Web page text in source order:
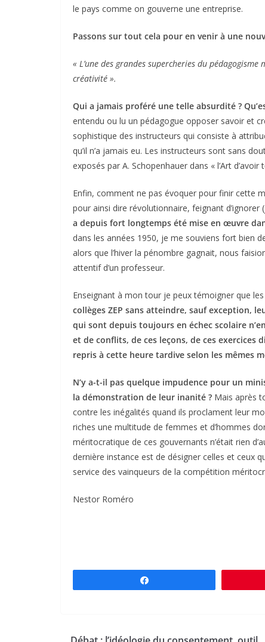
le pays comme on gouverne une entreprise.
Passons sur tout cela pour en venir à une
« L’une des grandes supercheries du
créativité ».
Qui a jamais proféré une telle absurdité ?
entendu ou lu un pédagogue opposer savoir et
sophistique des instructeurs qui consiste à
qu’il n’a jamais eu. Les instructeurs sont sans
exposés par A. Schopenhauer dans « l’Art
Enfin, comment ne pas évoquer pour finir cette
pour ainsi dire révolutionnaire, feignant
a depuis fort longtemps été mise en œuvre
dans les années 1950, je me souviens fort bien
alors que l’hiver la pénombre gagnait, nous
attentif d’un professeur.
Enseignant à mon tour je peux témoigner que
collèges ZEP sans atteindre, sauf exception,
qui sont depuis toujours en échec scolaire
et de conflits, de ces leçons, de ces exercices
repris à cette heure tardive selon les mêmes
N’y a-t-il pas quelque impudence pour un
la démonstration de leur inanité ? Mais après
contre les inégalités quand ils proclament leur
riches une multitude de femmes et d’hommes
méritocratique de ces gouvernants n’était rien
dernière instance est de désigner celles et ceux
service des vainqueurs de la compétition
Nestor Roméro